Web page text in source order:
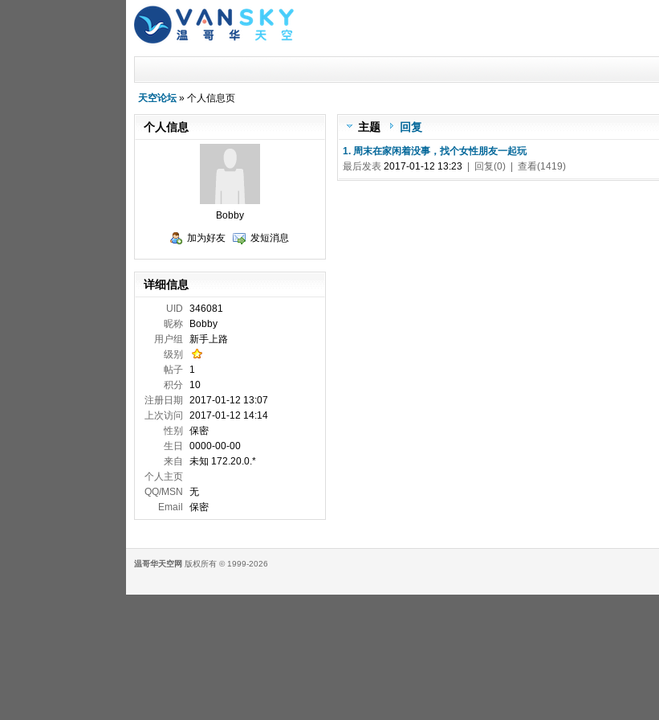
天空论坛 » 个人信息页
主题 回复
1. 周末在家闲着没事，找个女性朋友一起玩
最后发表 2017-01-12 13:23| 回复(0) | 查看(1419)
个人信息
Bobby
加为好友
发短消息
详细信息
UID
346081
昵称
Bobby
用户组
新手上路
级别
帖子
1
积分
10
注册日期
2017-01-12 13:07
上次访问
2017-01-12 14:14
性别
保密
生日
0000-00-00
来自
未知 172.20.0.*
个人主页
QQ/MSN
无
Email
保密
温哥华天空网 版权所有 © 1999-2026